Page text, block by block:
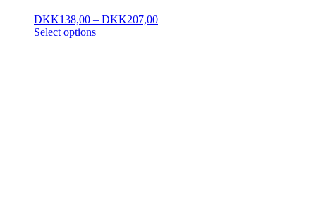
DKK138,00 – DKK207,00
Select options